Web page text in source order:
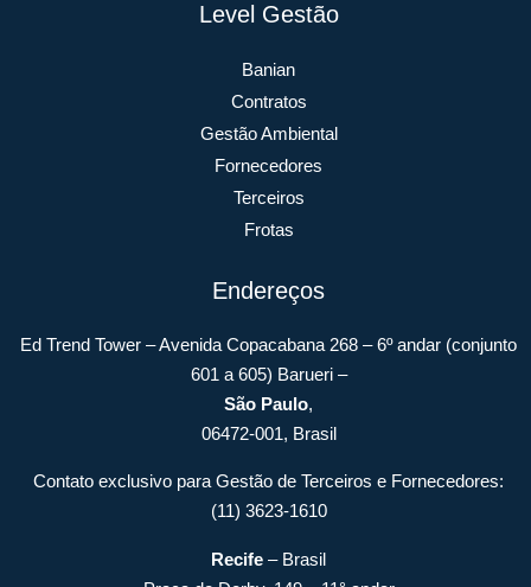
Level Gestão
Banian
Contratos
Gestão Ambiental
Fornecedores
Terceiros
Frotas
Endereços
Ed Trend Tower – Avenida Copacabana 268 – 6º andar (conjunto
601 a 605) Barueri –
São Paulo,
06472-001, Brasil
Contato exclusivo para Gestão de Terceiros e Fornecedores:
(11) 3623-1610
Recife – Brasil